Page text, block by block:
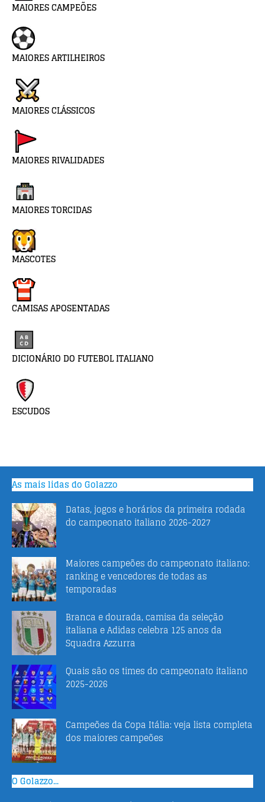
MAIORES CAMPEÕES
MAIORES ARTILHEIROS
MAIORES CLÁSSICOS
MAIORES RIVALIDADES
MAIORES TORCIDAS
MASCOTES
CAMISAS APOSENTADAS
DICIONÁRIO DO FUTEBOL ITALIANO
ESCUDOS
As mais lidas do Golazzo
Datas, jogos e horários da primeira rodada
do campeonato italiano 2026-2027
Maiores campeões do campeonato italiano:
ranking e vencedores de todas as
temporadas
Branca e dourada, camisa da seleção
italiana e Adidas celebra 125 anos da
Squadra Azzurra
Quais são os times do campeonato italiano
2025-2026
Campeões da Copa Itália: veja lista completa
dos maiores campeões
O Golazzo...